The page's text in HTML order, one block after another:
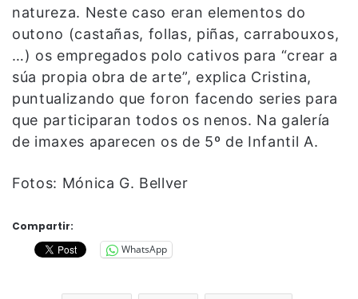
natureza. Neste caso eran elementos do
outono (castañas, follas, piñas, carrabouxos,
…) os empregados polo cativos para “crear a
súa propia obra de arte”, explica Cristina,
puntualizando que foron facendo series para
que participaran todos os nenos. Na galería
de imaxes aparecen os de 5º de Infantil A.
Fotos: Mónica G. Bellver
Compartir:
WhatsApp